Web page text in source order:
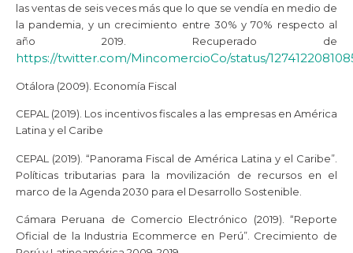
las ventas de seis veces más que lo que se vendía en medio de
la pandemia, y un crecimiento entre 30% y 70% respecto al
año 2019. Recuperado de
https://twitter.com/MincomercioCo/status/
Otálora (2009). Economía Fiscal
CEPAL (2019). Los incentivos fiscales a las empresas en América
Latina y el Caribe
CEPAL (2019). “Panorama Fiscal de América Latina y el Caribe”.
Políticas tributarias para la movilización de recursos en el
marco de la Agenda 2030 para el Desarrollo Sostenible.
Cámara Peruana de Comercio Electrónico (2019). “Reporte
Oficial de la Industria Ecommerce en Perú”. Crecimiento de